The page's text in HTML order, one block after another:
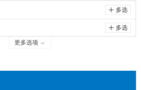
ꄸ 多选
ꄸ 多选
更多选项 ꀁ